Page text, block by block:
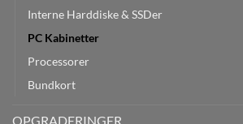
Interne Harddiske & SSDer
PC Kabinetter
Processorer
Bundkort
OPGRADERINGER